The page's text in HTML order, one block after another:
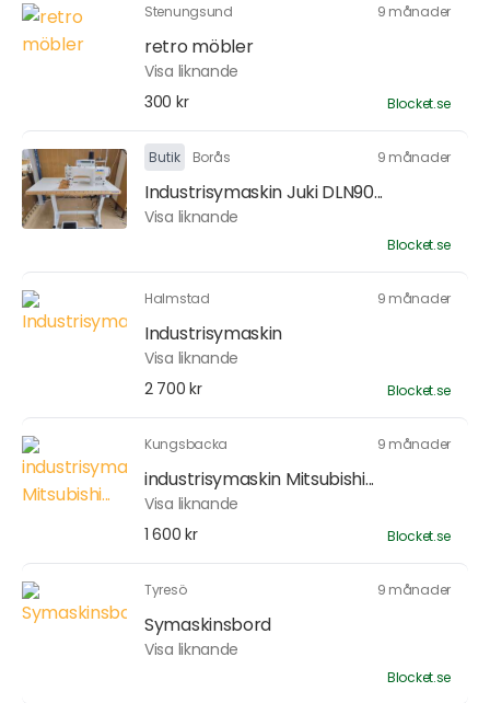
Stenungsund 9 månader
retro möbler
Visa liknande
300 kr
Blocket.se
Butik Borås 9 månader
Industrisymaskin Juki DLN90...
Visa liknande
Blocket.se
Halmstad 9 månader
Industrisymaskin
Visa liknande
2 700 kr
Blocket.se
Kungsbacka 9 månader
industrisymaskin Mitsubishi...
Visa liknande
1 600 kr
Blocket.se
Tyresö 9 månader
Symaskinsbord
Visa liknande
Blocket.se